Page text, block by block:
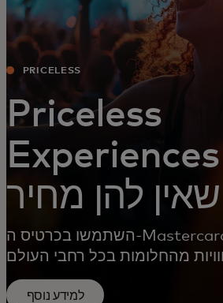
PRICELESS
Priceless
Experiences
שאין להן מחיר
השתמשו בכרטיס ה-Mastercard שלכם כדי לגלות
מהחלומות בכל רחבי העולם
למידע נוסף